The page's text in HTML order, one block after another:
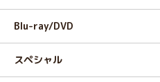
Blu-ray/DVD
スペシャル